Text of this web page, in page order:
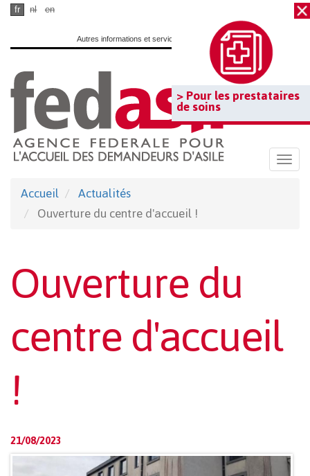
Passer
contenu
principal
> Pour les prestataires
de soins
fr nl en
Autres informations et services officiels :www.belgium.be
Accueil
Actualités
Ouverture du centre d'accueil !
Ouverture du
centre d'accueil
!
21/08/2023